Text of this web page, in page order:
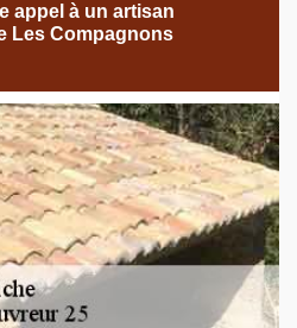
appel à un artisan
Les Compagnons